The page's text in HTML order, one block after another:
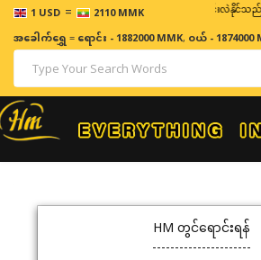
1 USD = 2110 MMK
ဈေးနှုန်းများသည် အချိန်နှင့် အမျှပြောင်းလဲနိုင်သည်။
အခေါက်ရွှေ=ရောင်း - 1882000 MMK, ဝယ် - 1874000
HM တွင်ရောင်းရန်